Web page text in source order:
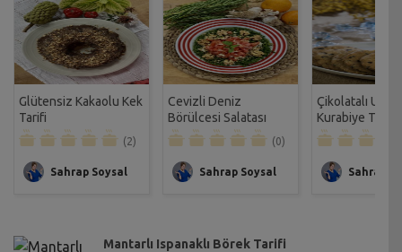
Glütensiz Kakaolu Kek
Tarifi
(2)
Sahrap Soysal
Cevizli Deniz
Börülcesi Salatası
Tarifi
(0)
Sahrap Soysal
Çikolatalı
Kurabiye Tarifi
Sahrap
Mantarlı Ispanaklı Börek Tarifi